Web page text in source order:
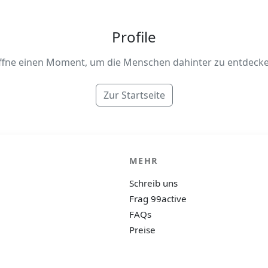
Profile
einen Moment, um die Menschen dahinter zu
Zur Startseite